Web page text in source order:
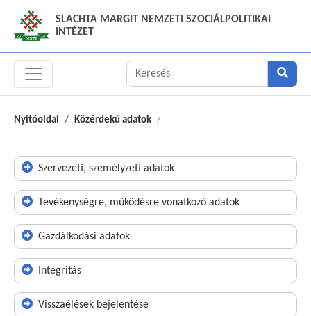
SLACHTA MARGIT NEMZETI SZOCIÁLPOLITIKAI
INTÉZET
Nyitóoldal Közérdekű adatok
Szervezeti, személyzeti adatok
Tevékenységre, működésre vonatkozó adatok
Gazdálkodási adatok
Integritás
Visszaélések bejelentése